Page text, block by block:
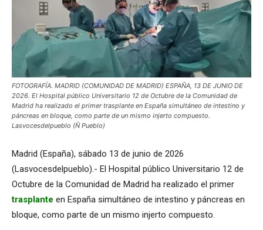
FOTOGRAFÍA. MADRID (COMUNIDAD DE MADRID) ESPAÑA, 13 DE JUNIO DE
2026. El Hospital público Universitario 12 de Octubre de la Comunidad de
Madrid ha realizado el primer trasplante en España simultáneo de intestino y
páncreas en bloque, como parte de un mismo injerto compuesto.
Lasvocesdelpueblo (Ñ Pueblo)
Madrid (España), sábado 13 de junio de 2026
(Lasvocesdelpueblo).- El Hospital público Universitario 12 de
Octubre de la Comunidad de Madrid ha realizado el primer
trasplante en España simultáneo de intestino y páncreas en
bloque, como parte de un mismo injerto compuesto.